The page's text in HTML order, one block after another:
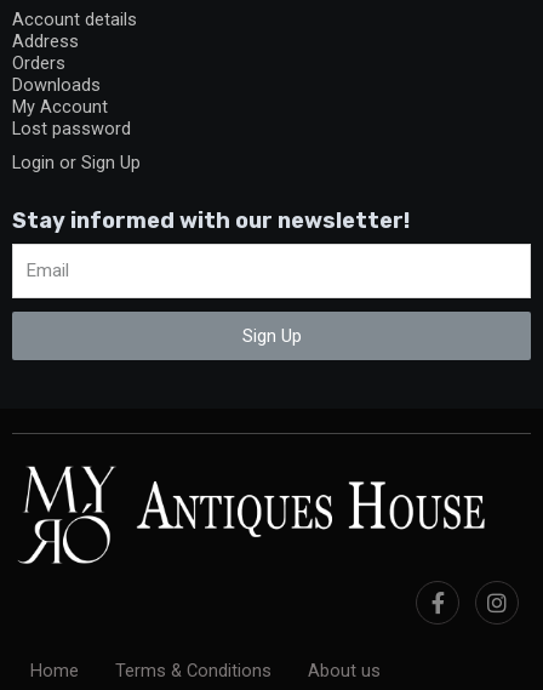
Account details
Address
Orders
Downloads
My Account
Lost password
Login or Sign Up
Stay informed with our newsletter!
Sign Up
Home Terms & Conditions About us